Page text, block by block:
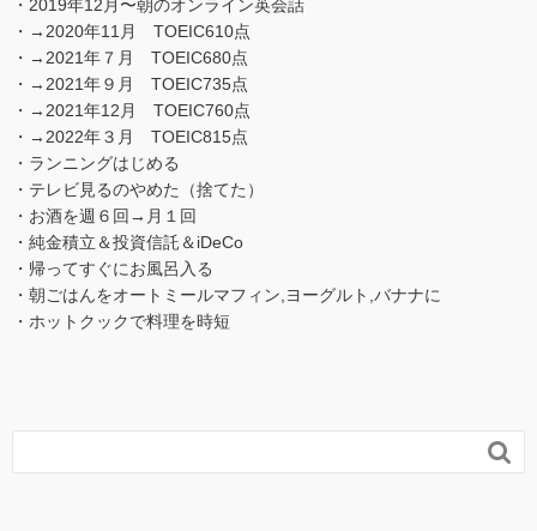
・2019年12月〜朝のオンライン英会話
・→2020年11月 TOEIC610点
・→2021年７月 TOEIC680点
・→2021年９月 TOEIC735点
・→2021年12月 TOEIC760点
・→2022年３月 TOEIC815点
・ランニングはじめる
・テレビ見るのやめた（捨てた）
・お酒を週６回→月１回
・純金積立＆投資信託＆iDeCo
・帰ってすぐにお風呂入る
・朝ごはんをオートミールマフィン,ヨーグルト,バナナに
・ホットクックで料理を時短
